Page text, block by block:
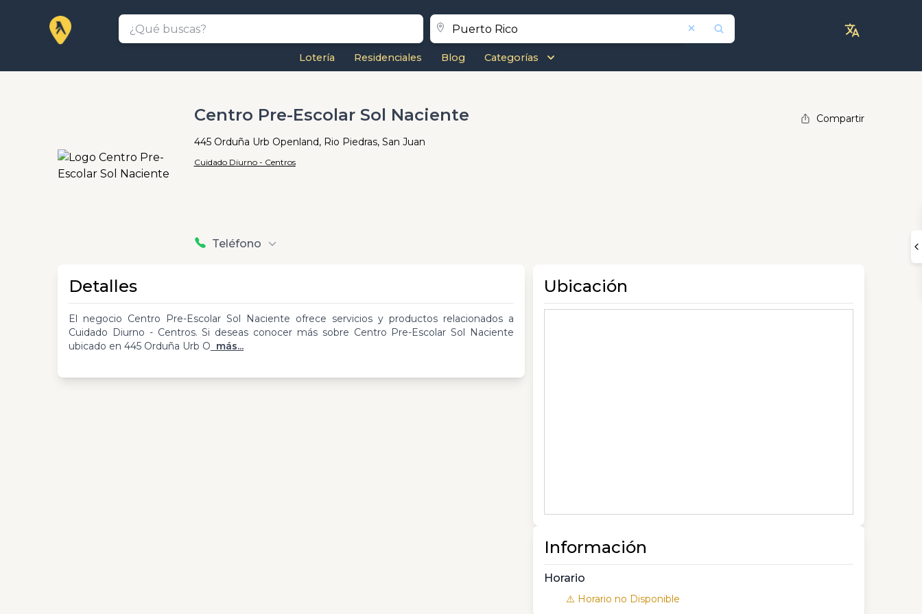
Lotería Residenciales Blog Categorías
Centro Pre-Escolar Sol Naciente
445 Orduña Urb Openland, Rio Piedras, San Juan
Cuidado Diurno - Centros
Teléfono
Compartir
Detalles
El negocio Centro Pre-Escolar Sol Naciente ofrece servicios y productos relacionados a
Cuidado Diurno - Centros. Si deseas conocer más sobre Centro Pre-Escolar Sol Naciente
ubicado en 445 Orduña Urb O más...
Ubicación
Información
Horario
⚠️ Horario no Disponible